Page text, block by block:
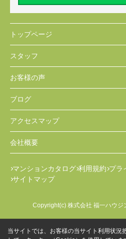
トップページ
スタッフ
お客様の声
ブログ
アクセスマップ
会社概要
マンションカタログ 利用規約 プラ
サイトマップ
Copyright(c) 株式会社 福一ハウ
当サイトでは、お客様の当サイト利用状況